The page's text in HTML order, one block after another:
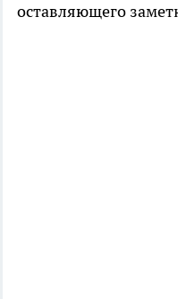
оставляющего